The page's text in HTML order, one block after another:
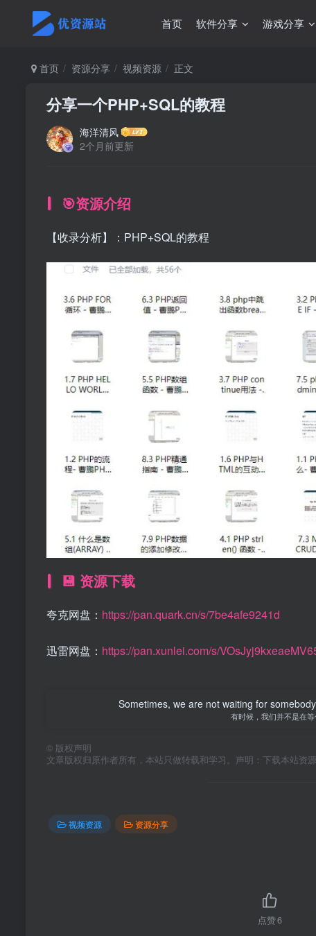
首页 软件分享 游戏分享
首页 资源分享 视频资源 正文
分享一个PHP+SQL的教程
海洋清风
2个月前更新
🎯资源介绍
【收录分析】：PHP+SQL的教程
💾 资源下载
夸克网盘： https://pan.quark.cn/s/7be4afe9241d
迅雷网盘： https://pan.xunlei.com/s/
Sometimes, we are not waiting for
有时候，我们并不是在
© 版权声明
文章版权归原作者所有，本站只做转载和学习。声明：下载本站资
视频资源 资源分享
点赞6